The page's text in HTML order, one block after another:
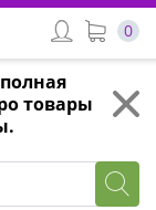
товары
0